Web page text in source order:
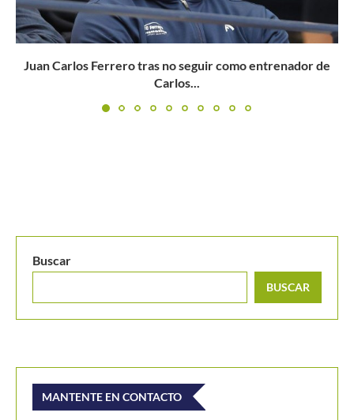
Buscar
BUSCAR
Últimos posts
Colombia a la Billie Jean King Cup Jr.
[En vivo] Colombia se juega la clasificación a la Billie